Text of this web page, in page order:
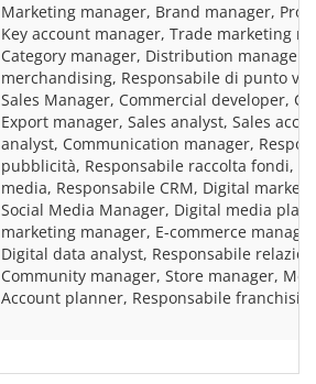
Marketing manager, Brand manager,
Key account manager, Trade marketing
Category manager, Distribution manager,
merchandising, Responsabile di punto
Sales Manager, Commercial developer,
Export manager, Sales analyst, Sales
analyst, Communication manager,
pubblicità, Responsabile raccolta fondi,
media, Responsabile CRM, Digital
Social Media Manager, Digital media
marketing manager, E-commerce
Digital data analyst, Responsabile
Community manager, Store manager,